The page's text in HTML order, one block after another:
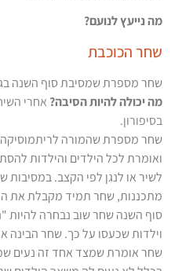
מה נייעץ לנועם?
שחר הכוכבת
שחר מספרת שמסיבת סוף השנה
מה יכולה להיות הסיבה? אחרי
בסיפורון.
שחר מספרת שהמורה
ואומרת לכל הילדים והילדות
לשיר או לנגן לפי הקצב. במסיבות
מתכננות, שחר תמיד מקבלת את
סוף השנה שחר שוב נבחרה להיות
וילדות שכעסו על כך. שחר הבינה
שחר אומרת שמצד אחד זה נעים